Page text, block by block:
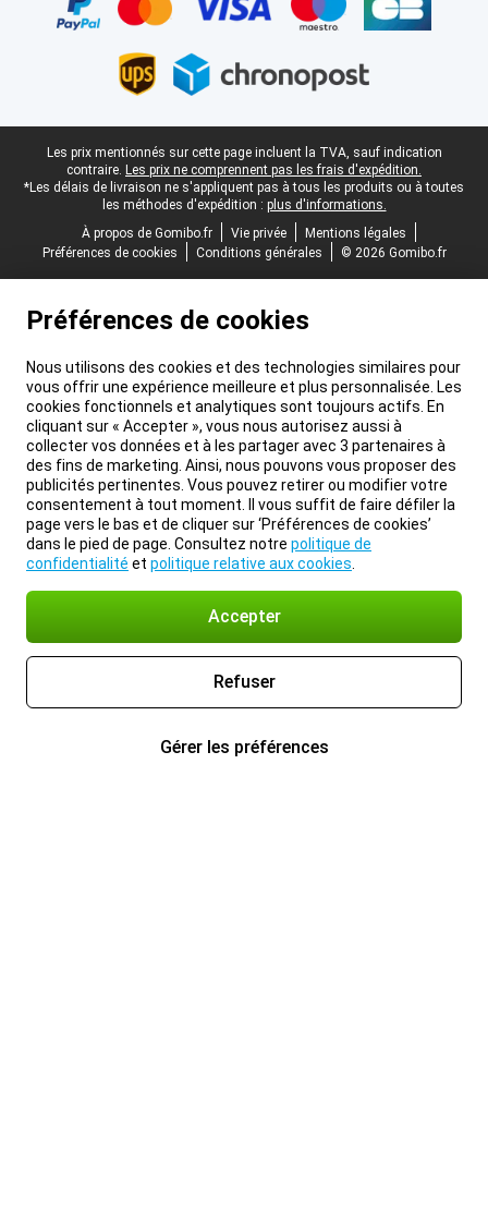
Pied-de-page légal
Les prix mentionnés sur cette page incluent la TVA, sauf indication
contraire. Les prix ne comprennent pas les frais d'expédition.
*Les délais de livraison ne s'appliquent pas à tous les produits ou à toutes
les méthodes d'expédition : plus d'informations.
À propos de Gomibo.fr
Vie privée
Mentions légales
Préférences de cookies
Conditions générales © 2026 Gomibo.fr
Préférences de cookies
Nous utilisons des cookies et des technologies similaires pour
vous offrir une expérience meilleure et plus personnalisée. Les
cookies fonctionnels et analytiques sont toujours actifs. En
cliquant sur « Accepter », vous nous autorisez aussi à
collecter vos données et à les partager avec 3 partenaires à
des fins de marketing. Ainsi, nous pouvons vous proposer des
publicités pertinentes. Vous pouvez retirer ou modifier votre
consentement à tout moment. Il vous suffit de faire défiler la
page vers le bas et de cliquer sur ‘Préférences de cookies’
dans le pied de page. Consultez notre politique de
confidentialité et politique relative aux cookies
Accepter
Refuser
Gérer les préférences